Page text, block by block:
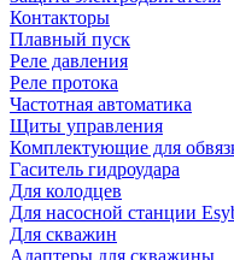
Контакторы
Плавный пуск
Реле давления
Реле протока
Частотная автоматика
Щиты управления
Комплектующие для
Гаситель гидроудара
Для колодцев
Для насосной станции
Для скважин
Адаптеры для скважины